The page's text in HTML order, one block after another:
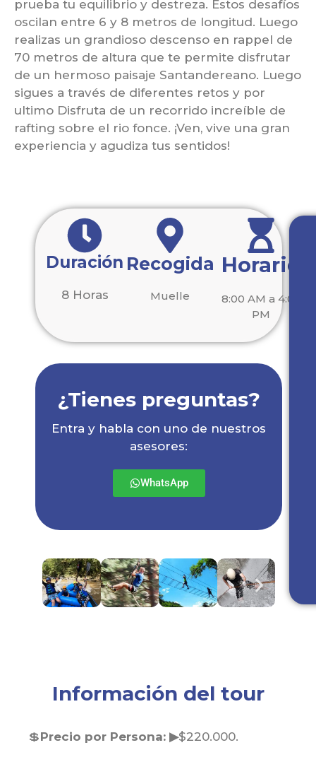
prueba tu equilibrio y destreza. Estos desafíos
oscilan entre 6 y 8 metros de longitud. Luego
realizas un grandioso descenso en rappel de
70 metros de altura que te permite disfrutar
de un hermoso paisaje Santandereano. Luego
sigues a través de diferentes retos y por
ultimo Disfruta de un recorrido increíble de
rafting sobre el rio fonce. ¡Ven, vive una gran
experiencia y agudiza tus sentidos!
Duración
8 Horas
Recogida
Muelle
Horario
8:00 AM a 4:00
PM
¿Tienes preguntas?
Entra y habla con uno de nuestros
asesores:
WhatsApp
Información del tour
💲Precio por Persona: ▶$220.000.